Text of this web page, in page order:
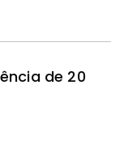
de 20